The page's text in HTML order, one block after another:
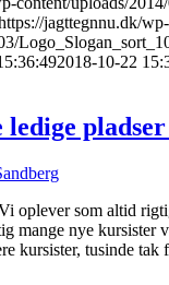
jagttegnnu.dk/wp-
2018-10-22
ledige
oplever som altid
mange nye kursister
kursister, tusinde tak